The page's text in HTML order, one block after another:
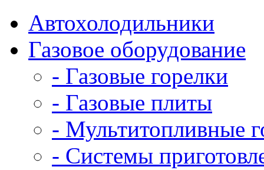
Автохолодильники
Газовое оборудование
- Газовые горелки
- Газовые плиты
- Мультитопливные
- Системы